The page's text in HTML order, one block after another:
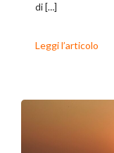
di […]
Leggi l’articolo